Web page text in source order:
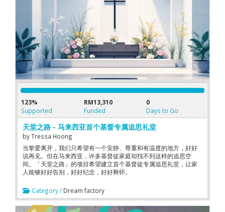
123%
Supported
RM13,310
Funded
0
Days to Go
天堂之路 - 马来西亚首个基督专属追思礼堂
byTressa Hoong
当挚爱离开，我们只希望有一个安静、尊重和有温度的地方，好好
说再见。但在马来西亚，许多基督徒家庭却找不到这样的追思空
间。「天堂之路」的项目希望建立首个基督徒专属追思礼堂，让家
人能够好好告别，好好纪念，好好释怀。
Category / Dream factory